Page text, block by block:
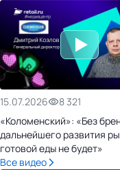
15.07.2026
8 321
«Коломенский»: «Без
дальнейшего развития
готовой еды не будет»
Все видео